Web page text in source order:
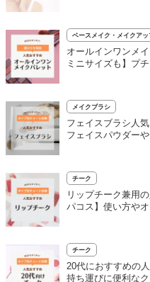
ベースメイク・メイクアッ
オールインワンメ
ミニサイズも】プ
メイクブラシ
フェイスブラシ人
フェイスパウダー
チーク
リップチーク兼用
パコス】使い方や
チーク
20代におすすめの
持ち運びに便利な